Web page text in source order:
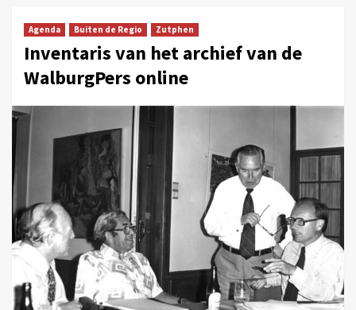
Agenda Buiten de Regio Zutphen
Inventaris van het archief van de
WalburgPers online